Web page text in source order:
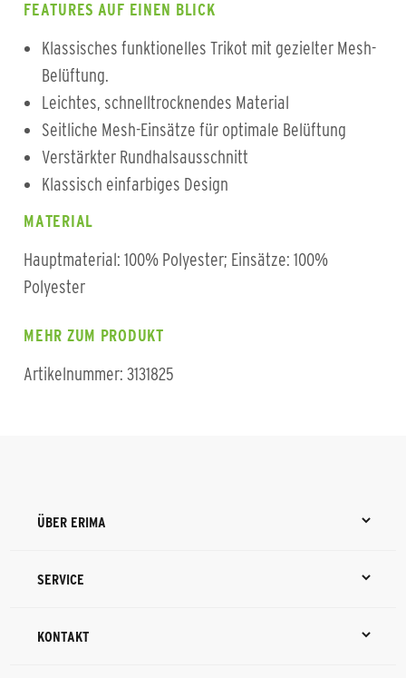
FEATURES AUF EINEN BLICK
Klassisches funktionelles Trikot mit gezielter Mesh-
Belüftung.
Leichtes, schnelltrocknendes Material
Seitliche Mesh-Einsätze für optimale Belüftung
Verstärkter Rundhalsausschnitt
Klassisch einfarbiges Design
MATERIAL
Hauptmaterial: 100% Polyester; Einsätze: 100%
Polyester
MEHR ZUM PRODUKT
Artikelnummer: 3131825
ÜBER ERIMA
SERVICE
KONTAKT